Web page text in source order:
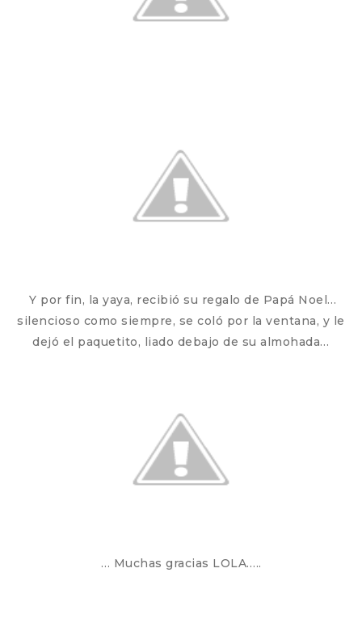
Y por fin, la yaya, recibió su regalo de Papá Noel…
silencioso como siempre, se coló por la ventana, y le
dejó el paquetito, liado debajo de su almohada…
… Muchas gracias LOLA…..